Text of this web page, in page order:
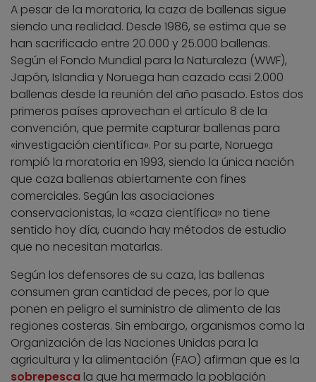
A pesar de la moratoria, la caza de ballenas sigue
siendo una realidad. Desde 1986, se estima que se
han sacrificado entre 20.000 y 25.000 ballenas.
Según el Fondo Mundial para la Naturaleza (WWF),
Japón, Islandia y Noruega han cazado casi 2.000
ballenas desde la reunión del año pasado. Estos dos
primeros países aprovechan el artículo 8 de la
convención, que permite capturar ballenas para
«investigación científica». Por su parte, Noruega
rompió la moratoria en 1993, siendo la única nación
que caza ballenas abiertamente con fines
comerciales. Según las asociaciones
conservacionistas, la «caza científica» no tiene
sentido hoy día, cuando hay métodos de estudio
que no necesitan matarlas.
Según los defensores de su caza, las ballenas
consumen gran cantidad de peces, por lo que
ponen en peligro el suministro de alimento de las
regiones costeras. Sin embargo, organismos como la
Organización de las Naciones Unidas para la
agricultura y la alimentación (FAO) afirman que es la
sobrepesca la que ha mermado la población